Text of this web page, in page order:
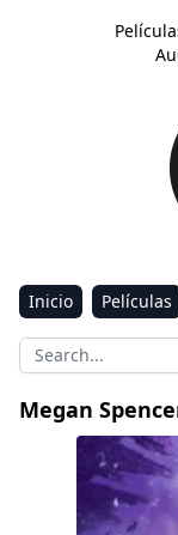
Inicio Películas
Aventura
Sci-Fi & Fantasy
Megan
El